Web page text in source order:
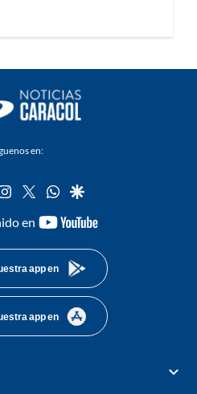
en:
instagram
twitterwhatsapp
google
en
youtube-
app en
app en